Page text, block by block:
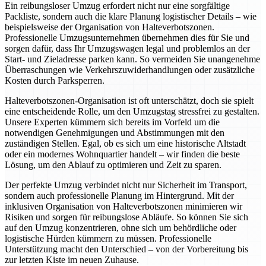
Ein reibungsloser Umzug erfordert nicht nur eine sorgfältige
Packliste, sondern auch die klare Planung logistischer Details – wie
beispielsweise der Organisation von Halteverbotszonen.
Professionelle Umzugsunternehmen übernehmen dies für Sie und
sorgen dafür, dass Ihr Umzugswagen legal und problemlos an der
Start- und Zieladresse parken kann. So vermeiden Sie unangenehme
Überraschungen wie Verkehrszuwiderhandlungen oder zusätzliche
Kosten durch Parksperren.
Halteverbotszonen-Organisation ist oft unterschätzt, doch sie spielt
eine entscheidende Rolle, um den Umzugstag stressfrei zu gestalten.
Unsere Experten kümmern sich bereits im Vorfeld um die
notwendigen Genehmigungen und Abstimmungen mit den
zuständigen Stellen. Egal, ob es sich um eine historische Altstadt
oder ein modernes Wohnquartier handelt – wir finden die beste
Lösung, um den Ablauf zu optimieren und Zeit zu sparen.
Der perfekte Umzug verbindet nicht nur Sicherheit im Transport,
sondern auch professionelle Planung im Hintergrund. Mit der
inklusiven Organisation von Halteverbotszonen minimieren wir
Risiken und sorgen für reibungslose Abläufe. So können Sie sich
auf den Umzug konzentrieren, ohne sich um behördliche oder
logistische Hürden kümmern zu müssen. Professionelle
Unterstützung macht den Unterschied – von der Vorbereitung bis
zur letzten Kiste im neuen Zuhause.